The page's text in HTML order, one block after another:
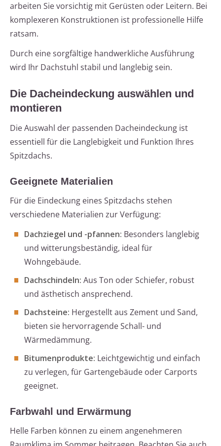
arbeiten Sie vorsichtig mit Gerüsten oder Leitern. Bei
komplexeren Konstruktionen ist professionelle Hilfe
ratsam.
Durch eine sorgfältige handwerkliche Ausführung
wird Ihr Dachstuhl stabil und langlebig sein.
Die Dacheindeckung auswählen und
montieren
Die Auswahl der passenden Dacheindeckung ist
essentiell für die Langlebigkeit und Funktion Ihres
Spitzdachs.
Geeignete Materialien
Für die Eindeckung eines Spitzdachs stehen
verschiedene Materialien zur Verfügung:
Dachziegel und -pfannen: Besonders langlebig
und witterungsbeständig, ideal für
Wohngebäude.
Dachschindeln: Aus Ton oder Schiefer, robust
und ästhetisch ansprechend.
Dachsteine: Hergestellt aus Zement und Sand,
bieten sie hervorragende Schall- und
Wärmedämmung.
Bitumenprodukte: Leichtgewichtig und einfach
zu verlegen, für Gartengebäude oder Carports
geeignet.
Farbwahl und Erwärmung
Helle Farben können zu einem angenehmeren